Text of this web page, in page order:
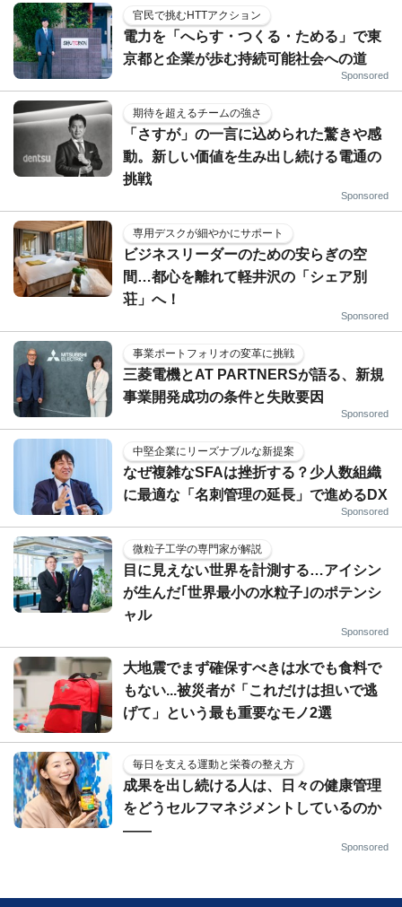
官民で挑むHTTアクション
電力を「へらす・つくる・ためる」で東
京都と企業が歩む持続可能社会への道
Sponsored
期待を超えるチームの強さ
「さすが」の一言に込められた驚きや感
動。新しい価値を生み出し続ける電通の
挑戦
Sponsored
専用デスクが細やかにサポート
ビジネスリーダーのための安らぎの空
間…都心を離れて軽井沢の「シェア別
荘」へ！
Sponsored
事業ポートフォリオの変革に挑戦
三菱電機とAT PARTNERSが語る、新規
事業開発成功の条件と失敗要因
Sponsored
中堅企業にリーズナブルな新提案
なぜ複雑なSFAは挫折する？少人数組織
に最適な「名刺管理の延長」で進めるDX
Sponsored
微粒子工学の専門家が解説
目に見えない世界を計測する…アイシン
が生んだ｢世界最小の水粒子｣のポテンシ
ャル
Sponsored
大地震でまず確保すべきは水でも食料で
もない...被災者が「これだけは担いで逃
げて」という最も重要なモノ2選
毎日を支える運動と栄養の整え方
成果を出し続ける人は、日々の健康管理
をどうセルフマネジメントしているのか
——
Sponsored